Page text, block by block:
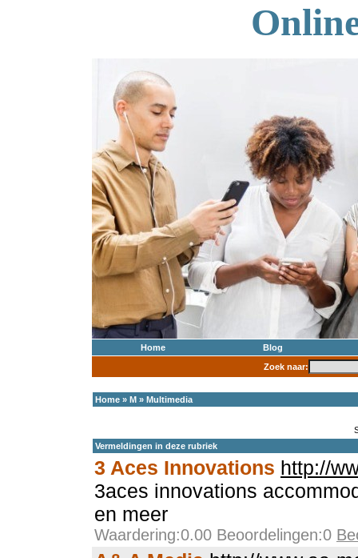
Home
Blog
Zoek naar:
Home » M » Multimedia
Vermeldingen in deze rubriek
3 Aces Innovations http://
3aces innovations
en meer
Waardering:0.00 Beoordelingen:0